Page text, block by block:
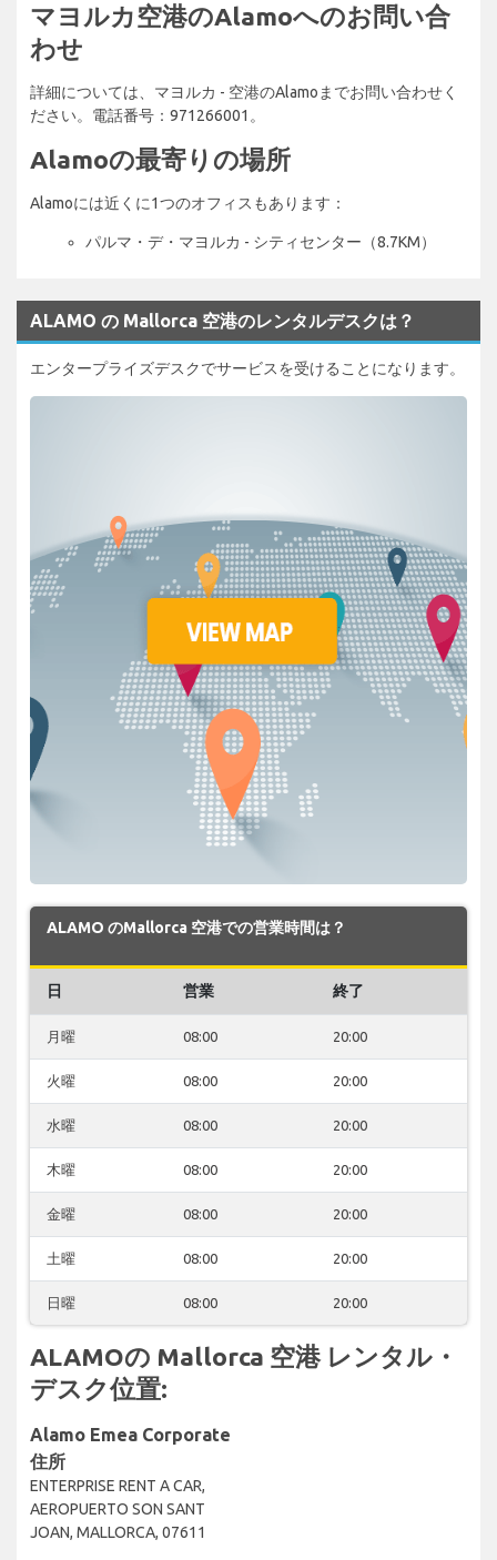
マヨルカ空港のAlamoへのお問い合
わせ
詳細については、マヨルカ - 空港のAlamoまでお問い合わせく
ださい。電話番号：971266001。
Alamoの最寄りの場所
Alamoには近くに1つのオフィスもあります：
パルマ・デ・マヨルカ - シティセンター（8.7KM）
ALAMO の Mallorca 空港のレンタルデスクは？
エンタープライズデスクでサービスを受けることになります。
ALAMO のMallorca 空港での営業時間は？
日 営業 終了
月曜 08:00 20:00
火曜 08:00 20:00
水曜 08:00 20:00
木曜 08:00 20:00
金曜 08:00 20:00
土曜 08:00 20:00
日曜 08:00 20:00
ALAMOの Mallorca 空港 レンタル・
デスク位置:
Alamo Emea Corporate
住所
ENTERPRISE RENT A CAR,
AEROPUERTO SON SANT
JOAN, MALLORCA, 07611